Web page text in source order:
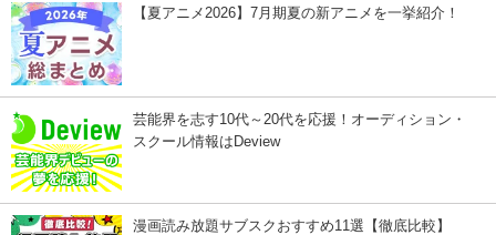
【夏アニメ2026】7月期夏の新アニメを一挙紹介！
芸能界を志す10代～20代を応援！オーディション・
スクール情報はDeview
漫画読み放題サブスクおすすめ11選【徹底比較】